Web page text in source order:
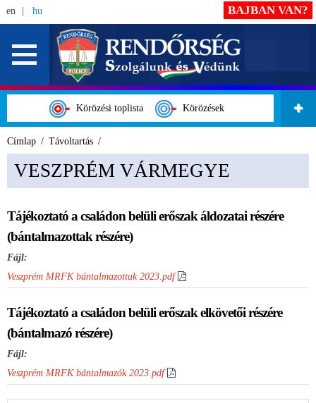
en hu
Körözési toplista Körözések
BAJBAN VAN?
Címlap Távoltartás
VESZPRÉM VÁRMEGYE
Tájékoztató a családon belüli erőszak áldozatai részére
(bántalmazottak részére)
Fájl:
Veszprém MRFK bántalmazottak 2023.pdf
Tájékoztató a családon belüli erőszak elkövetői részére
(bántalmazó részére)
Fájl:
Veszprém MRFK bántalmazók 2023.pdf